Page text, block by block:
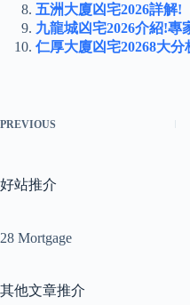
五洲大廈凶宅2026詳解!
九龍城凶宅2026介紹!
仁厚大廈凶宅20268大分
PREVIOUS
好站推介
28 Mortgage
其他文章推介